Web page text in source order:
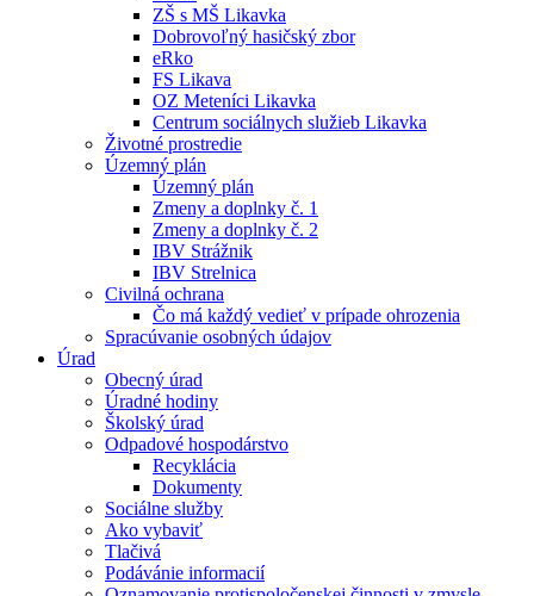
ZŠ s MŠ Likavka
Dobrovoľný hasičský zbor
eRko
FS Likava
OZ Meteníci Likavka
Centrum sociálnych služieb Likavka
Životné prostredie
Územný plán
Územný plán
Zmeny a doplnky č. 1
Zmeny a doplnky č. 2
IBV Strážnik
IBV Strelnica
Civilná ochrana
Čo má každý vedieť v prípade ohrozenia
Spracúvanie osobných údajov
Úrad
Obecný úrad
Úradné hodiny
Školský úrad
Odpadové hospodárstvo
Recyklácia
Dokumenty
Sociálne služby
Ako vybaviť
Tlačivá
Podávánie informacií